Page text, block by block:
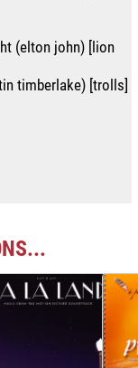
(elton john) [lion
timberlake) [trolls]